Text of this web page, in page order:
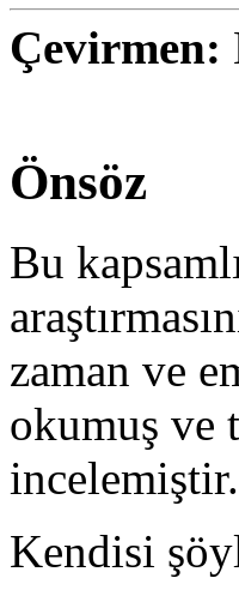
Çevirmen:
Önsöz
Bu
zaman ve
okumuş ve
incelemiştir.
Kendisi